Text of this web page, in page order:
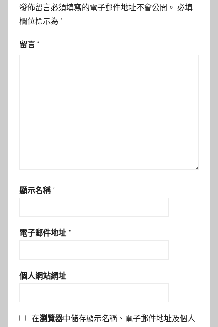
發佈留言必須填寫的電子郵件地址不會公開。 必填
欄位標示為 *
留言 *
顯示名稱 *
電子郵件地址 *
個人網站網址
在瀏覽器中儲存顯示名稱、電子郵件地址及個人